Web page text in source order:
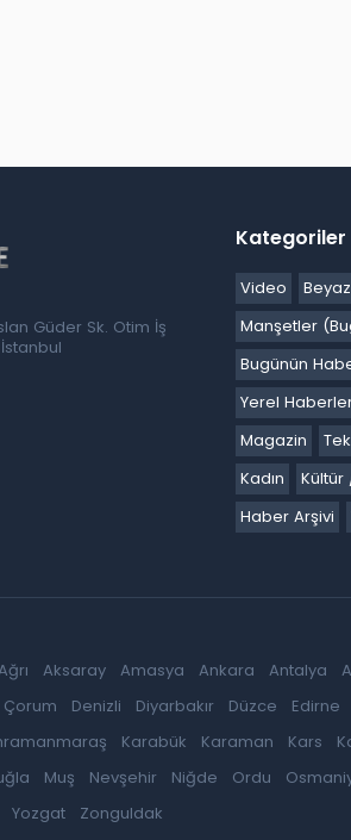
Güder Sk. Otim İş
Kategoriler
Video
Manşetler
Bugünün
Yerel
Magazin
Kadın
Kültür
Haber Arşivi
Aksaray Amasya Ankara Antalya
Çorum Denizli Diyarbakır Düzce Edirne
Karabük Karaman Kars
Muş Nevşehir Niğde Ordu
Yozgat Zonguldak